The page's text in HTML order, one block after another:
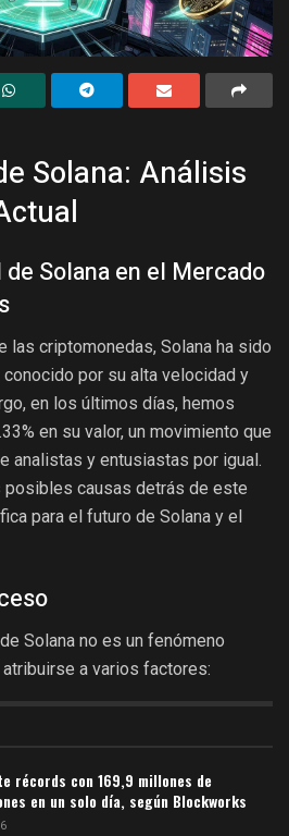
Solana: Análisis
Solana en el Mercado
las criptomonedas, Solana ha sido
por su alta velocidad y
en los últimos días, hemos
en su valor, un movimiento que
analistas y entusiastas por igual.
posibles causas detrás de este
para el futuro de Solana y el
Solana no es un fenómeno
a varios factores:
récords con 169,9 millones de
en un solo día, según Blockworks